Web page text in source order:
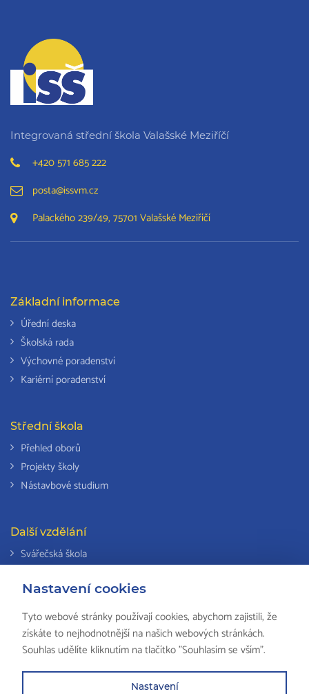
Nastavení cookies
Tyto webové stránky používají cookies, abychom zajistili, že
získáte to nejhodnotnější na našich webových stránkách.
Souhlas udělíte kliknutím na tlačítko "Souhlasím se vším".
Nastavení
Integrovaná střední škola Valašské Meziříčí
+420 571 685 222
posta@issvm.cz
Palackého 239/49, 75701 Valašské Meziříčí
Základní informace
Úřední deska
Školská rada
Výchovné poradenství
Kariérní poradenství
Střední škola
Přehled oborů
Projekty školy
Nástavbové studium
Další vzdělání
Svářečská škola
Národní soustava kvalifikací
Computers